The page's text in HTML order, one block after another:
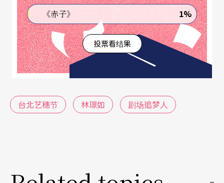
说是台湾剧场服装设计的头一把交椅，在这本由资
深艺文新闻工作者徐开尘执笔的传记中，也让我们
看到非服装设计科班出身的林璟如，如何克服种种
技术困难、突破自我的障碍，为舞台打造出绝美的
《赤子》 1%
投票看结果
台北艺穗节 林璟如 剧场追梦人